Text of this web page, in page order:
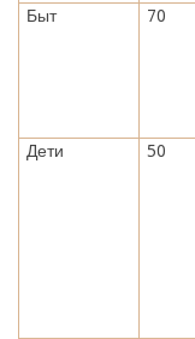
Быт
70
Дети
50